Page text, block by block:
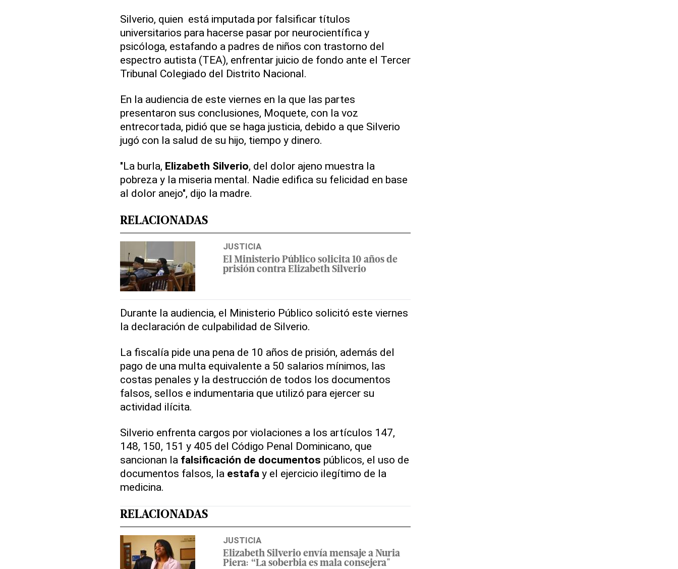
Silverio, quien está imputada por falsificar títulos
universitarios para hacerse pasar por neurocientífica y
psicóloga, estafando a padres de niños con trastorno del
espectro autista (TEA), enfrentar juicio de fondo ante el Tercer
Tribunal Colegiado del Distrito Nacional.
En la audiencia de este viernes en la que las partes
presentaron sus conclusiones, Moquete, con la voz
entrecortada, pidió que se haga justicia, debido a que Silverio
jugó con la salud de su hijo, tiempo y dinero.
"La burla, Elizabeth Silverio, del dolor ajeno muestra la
pobreza y la miseria mental. Nadie edifica su felicidad en base
al dolor anejo", dijo la madre.
RELACIONADAS
JUSTICIA
El Ministerio Público solicita 10 años de
prisión contra Elizabeth Silverio
Durante la audiencia, el Ministerio Público solicitó este viernes
la declaración de culpabilidad de Silverio.
La fiscalía pide una pena de 10 años de prisión, además del
pago de una multa equivalente a 50 salarios mínimos, las
costas penales y la destrucción de todos los documentos
falsos, sellos e indumentaria que utilizó para ejercer su
actividad ilícita.
Silverio enfrenta cargos por violaciones a los artículos 147,
148, 150, 151 y 405 del Código Penal Dominicano, que
sancionan la falsificación de documentos públicos, el uso de
documentos falsos, la estafa y el ejercicio ilegítimo de la
medicina.
RELACIONADAS
JUSTICIA
Elizabeth Silverio envía mensaje a Nuria
Piera: “La soberbia es mala consejera"